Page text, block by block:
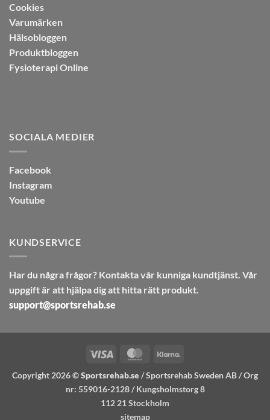
Cookies
Varumärken
Hälsobloggen
Produktbloggen
Fysioterapi Online
SOCIALA MEDIER
Facebook
Instagram
Youtube
KUNDSERVICE
Har du några frågor? Kontakta vår kunniga kundtjänst. Vår
uppgift är att hjälpa dig att hitta rätt produkt.
support@sportsrehab.se
Visa MasterCard
Copyright 2026 ©Sportsrehab.se / Sportsrehab Sweden AB / Org
nr: 559016-2128 / Kungsholmstorg 8
112 21 Stockholm
sitemap